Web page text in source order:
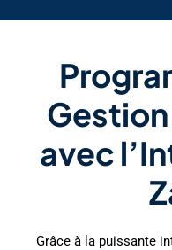
avec
Grâce à la puissante